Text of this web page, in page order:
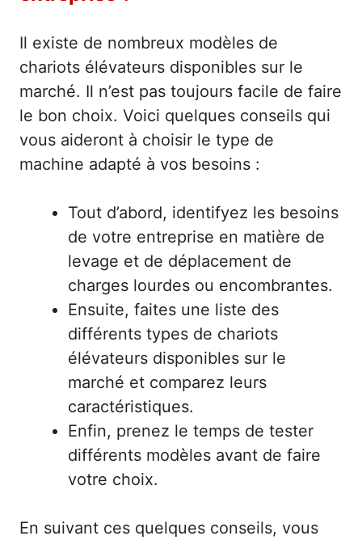
Il existe de nombreux modèles de
chariots élévateurs disponibles sur le
marché. Il n’est pas toujours facile de faire
le bon choix. Voici quelques conseils qui
vous aideront à choisir le type de
machine adapté à vos besoins :
Tout d’abord, identifyez les besoins
de votre entreprise en matière de
levage et de déplacement de
charges lourdes ou encombrantes.
Ensuite, faites une liste des
différents types de chariots
élévateurs disponibles sur le
marché et comparez leurs
caractéristiques.
Enfin, prenez le temps de tester
différents modèles avant de faire
votre choix.
En suivant ces quelques conseils, vous